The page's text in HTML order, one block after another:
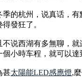
季的杭州，说真话，
得發狂了。
不说西湖有多無聊，
個小時车程，就可以
甚太陽能LED感應燈,